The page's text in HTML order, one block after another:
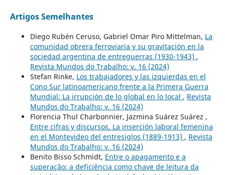
Artigos Semelhantes
Diego Rubén Ceruso, Gabriel Omar Piro Mittelman, La
comunidad obrera ferroviaria y su gravitación en la
sociedad argentina de entreguerras (1930-1943) ,
Revista Mundos do Trabalho: v. 16 (2024)
Stefan Rinke, Los trabajadores y las izquierdas en el
Cono Sur latinoamericano frente a la Primera Guerra
Mundial: La irrupción de lo global en lo local , Revista
Mundos do Trabalho: v. 16 (2024)
Florencia Thul Charbonnier, Jazmina Suárez Suárez ,
Entre cifras y discursos. La inserción laboral femenina
en el Montevideo del entresiglos (1889-1913) , Revista
Mundos do Trabalho: v. 16 (2024)
Benito Bisso Schmidt, Entre o apagamento e a
superação: a deficiência como chave de leitura da